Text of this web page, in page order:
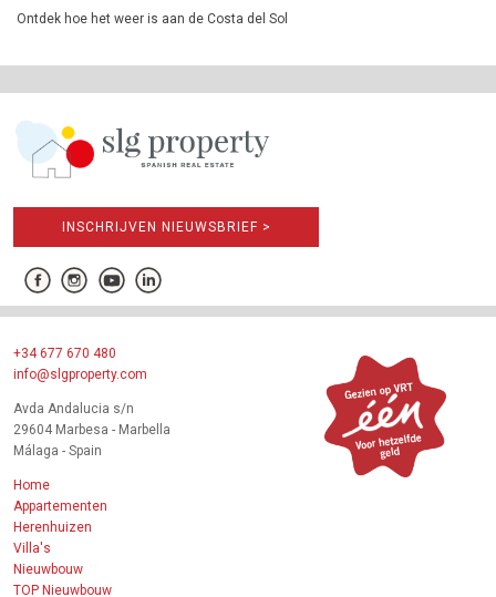
Ontdek hoe het weer is aan de Costa del Sol
INSCHRIJVEN NIEUWSBRIEF >
+34 677 670 480
info@slgproperty.com
Avda Andalucia s/n
29604 Marbesa - Marbella
Málaga - Spain
Home
Appartementen
Herenhuizen
Villa's
Nieuwbouw
TOP Nieuwbouw